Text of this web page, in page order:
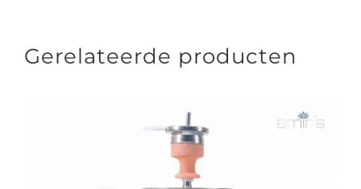
Gerelateerde producten